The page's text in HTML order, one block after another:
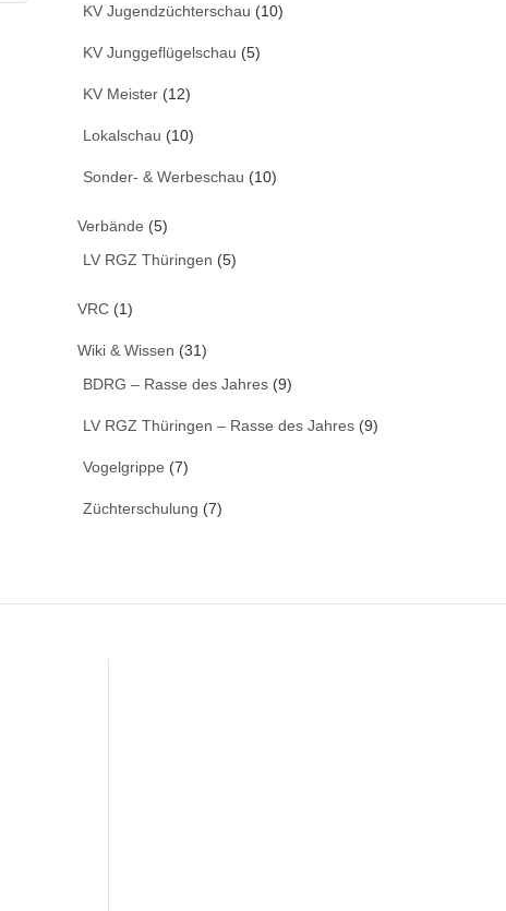
KV Jugendzüchterschau (10)
KV Junggeflügelschau (5)
KV Meister (12)
Lokalschau (10)
Sonder- & Werbeschau (10)
Verbände (5)
LV RGZ Thüringen (5)
VRC (1)
Wiki & Wissen (31)
BDRG – Rasse des Jahres (9)
LV RGZ Thüringen – Rasse des Jahres (9)
Vogelgrippe (7)
Züchterschulung (7)